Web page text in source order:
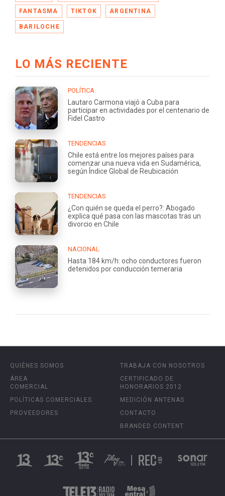
FANTASMA TIKTOK ARGENTINA
BARILOCHE
LO MÁS RECIENTE
POLÍTICA
Lautaro Carmona viajó a Cuba para
participar en actividades por el centenario de
Fidel Castro
TENDENCIAS
Chile está entre los mejores países para
comenzar una nueva vida en Sudamérica,
según Índice Global de Reubicación
TENDENCIAS
¿Con quién se queda el perro?: Abogado
explica qué pasa con las mascotas tras un
divorcio en Chile
NACIONAL
Hasta 184 km/h: ocho conductores fueron
detenidos por conducción temeraria
QUIÉNES SOMOS
ÁREA
COMERCIAL
POLÍTICAS COMERCIALES
PROVEEDORES
TRABAJA CON NOSOTROS
CERTIFICADO DE
HONORARIOS 2012
MEDICIÓN ANTENAS
CONTACTO
BRANDED CONTENT